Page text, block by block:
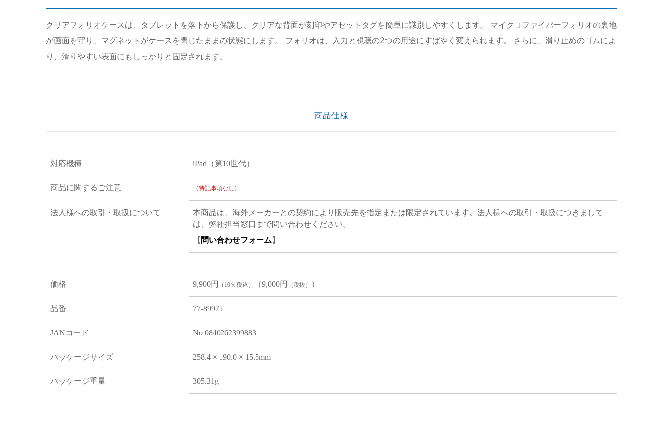
クリアフォリオケースは、タブレットを落下から保護し、クリアな背面が刻印やアセットタグを簡単に識別しやすくします。 マイクロファイバーフォリオの裏地
が画面を守り、マグネットがケースを閉じたままの状態にします。 フォリオは、入力と視聴の2つの用途にすばやく変えられます。 さらに、滑り止めのゴムによ
り、滑りやすい表面にもしっかりと固定されます。
商品仕様
対応機種 iPad（第10世代）
商品に関するご注意 （特記事項なし）
法人様への取引・取扱について
本商品は、海外メーカーとの契約により販売先を指定または限定されています。法人様への取引・取扱につきまして
は、弊社担当窓口まで問い合わせください。
【 問い合わせフォーム 】
価格 9,900円 （10％税込） （9,000円 （税抜） ）
品番 77-89975
JANコード No 0840262399883
パッケージサイズ 258.4 × 190.0 × 15.5mm
パッケージ重量 305.31g